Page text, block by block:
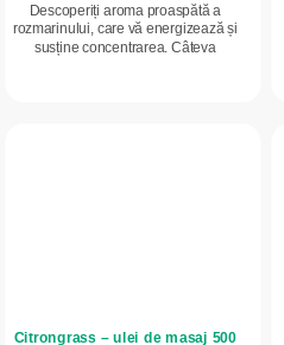
Descoperiți aroma proaspătă a
rozmarinului, care vă energizează și
susține concentrarea. Câteva
Citrongrass – ulei de masaj 500